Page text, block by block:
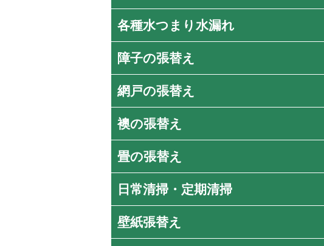
各種水つまり水漏れ
障子の張替え
網戸の張替え
襖の張替え
畳の張替え
日常清掃・定期清掃
壁紙張替え